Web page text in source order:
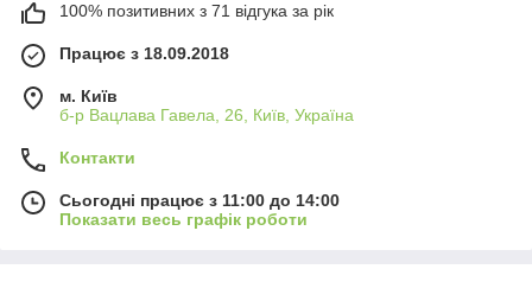
100% позитивних з 71 відгука за рік
Працює з 18.09.2018
м. Київ
б-р Вацлава Гавела, 26, Київ, Україна
Контакти
Сьогодні працює з 11:00 до 14:00
Показати весь графік роботи